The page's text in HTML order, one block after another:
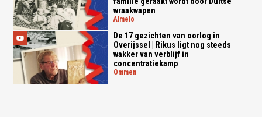
wraakwapen
almelo
De 17 gezichten van oorlog in
Overijssel | Rikus ligt nog steeds
wakker van verblijf in
concentratiekamp
ommen